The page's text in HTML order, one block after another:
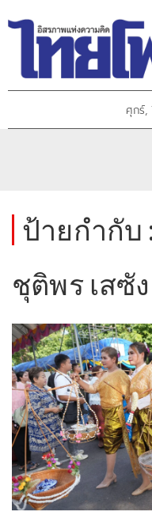
ศุกร์,
ป้ายกำกับ :
ชุติพร เสซัง